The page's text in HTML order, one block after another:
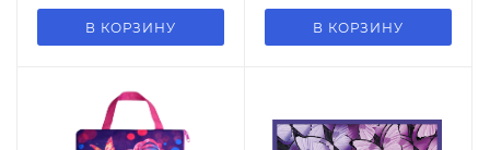
В КОРЗИНУ В КОРЗИНУ